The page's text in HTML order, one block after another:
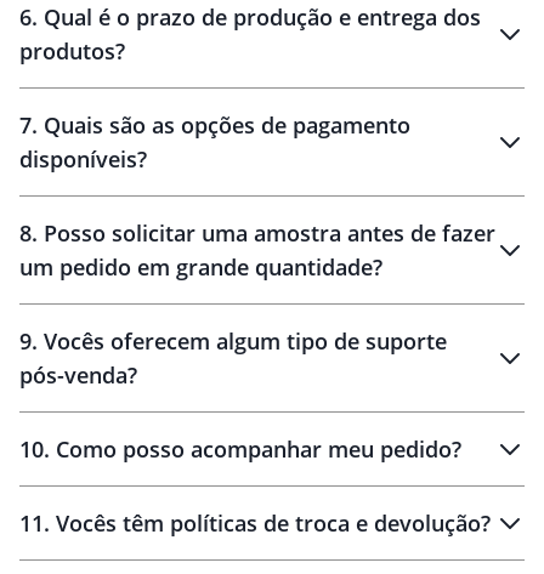
6. Qual é o prazo de produção e entrega dos
produtos?
10 dias
brinde
48 horas
7. Quais são as opções de pagamento
disponíveis?
8. Posso solicitar uma amostra antes de fazer
um pedido em grande quantidade?
amostras
9. Vocês oferecem algum tipo de suporte
pós-venda?
10. Como posso acompanhar meu pedido?
11. Vocês têm políticas de troca e devolução?